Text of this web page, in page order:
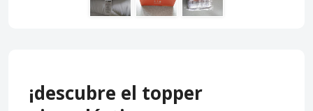
¡descubre el topper